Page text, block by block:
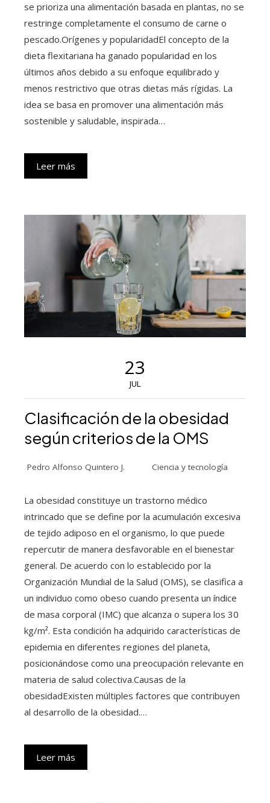
se prioriza una alimentación basada en plantas, no se
restringe completamente el consumo de carne o
pescado.Orígenes y popularidadEl concepto de la
dieta flexitariana ha ganado popularidad en los
últimos años debido a su enfoque equilibrado y
menos restrictivo que otras dietas más rígidas. La
idea se basa en promover una alimentación más
sostenible y saludable, inspirada…
Leer más
23
JUL
Clasificación de la obesidad
según criterios de la OMS
Pedro Alfonso Quintero J. Ciencia y tecnología
La obesidad constituye un trastorno médico
intrincado que se define por la acumulación excesiva
de tejido adiposo en el organismo, lo que puede
repercutir de manera desfavorable en el bienestar
general. De acuerdo con lo establecido por la
Organización Mundial de la Salud (OMS), se clasifica a
un individuo como obeso cuando presenta un índice
de masa corporal (IMC) que alcanza o supera los 30
kg/m². Esta condición ha adquirido características de
epidemia en diferentes regiones del planeta,
posicionándose como una preocupación relevante en
materia de salud colectiva.Causas de la
obesidadExisten múltiples factores que contribuyen
al desarrollo de la obesidad.…
Leer más